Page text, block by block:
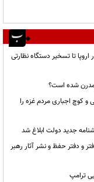
تا تسخیر دستگاه نظارتی
مدرن شده است؟
و کوچ اجباری مردم غزه را
جدید دولت ابلاغ شد
و دفتر حفظ و نشر آثار رهبر
ترامپ